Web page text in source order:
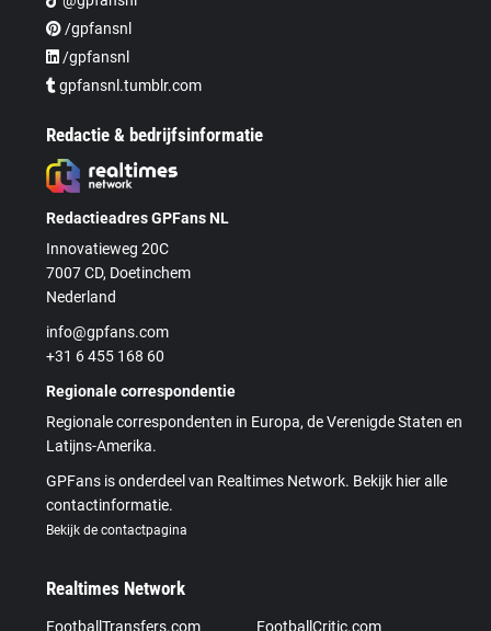
/gpfansnl
/gpfansnl
gpfansnl.tumblr.com
Redactie & bedrijfsinformatie
Redactieadres GPFans NL
Innovatieweg 20C
7007 CD, Doetinchem
Nederland
info@gpfans.com
+31 6 455 168 60
Regionale correspondentie
Regionale correspondenten in Europa, de Verenigde Staten en
Latijns-Amerika.
GPFans is onderdeel van Realtimes Network. Bekijk hier alle
contactinformatie.
Bekijk de contactpagina
Realtimes Network
FootballTransfers.com FootballCritic.com